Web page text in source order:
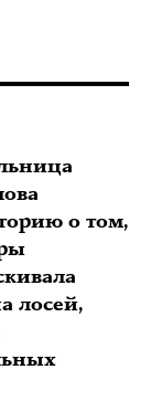
о том,
лосей,